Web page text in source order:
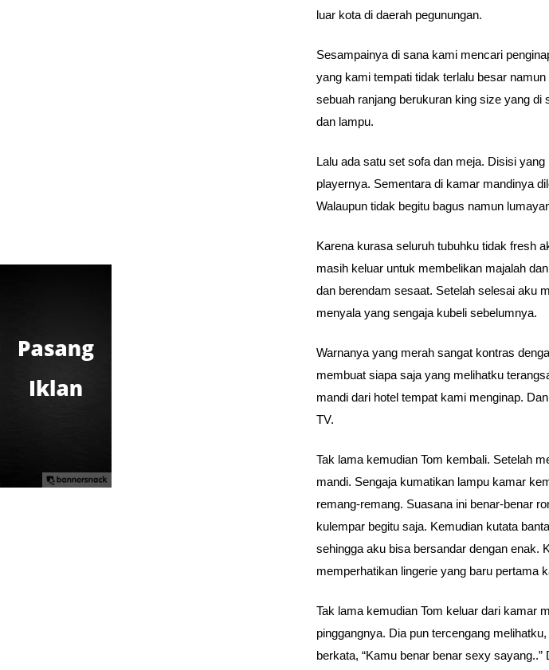
luar kota di daerah pegunungan.
Sesampainya di sana kami mencari
yang kami tempati tidak terlalu besar
sebuah ranjang berukuran king size yang
dan lampu.
Lalu ada satu set sofa dan meja. Disisi
playernya. Sementara di kamar mandinya
Walaupun tidak begitu bagus namun
Karena kurasa seluruh tubuhku tidak fresh
masih keluar untuk membelikan majalah
dan berendam sesaat. Setelah selesai aku
menyala yang sengaja kubeli sebelumnya.
Warnanya yang merah sangat kontras
membuat siapa saja yang melihatku
mandi dari hotel tempat kami menginap.
TV.
Tak lama kemudian Tom kembali. Setelah
mandi. Sengaja kumatikan lampu kamar
remang-remang. Suasana ini benar-benar
kulempar begitu saja. Kemudian kutata
sehingga aku bisa bersandar dengan enak.
memperhatikan lingerie yang baru pertama
Tak lama kemudian Tom keluar dari kamar
pinggangnya. Dia pun tercengang
berkata, “Kamu benar benar sexy